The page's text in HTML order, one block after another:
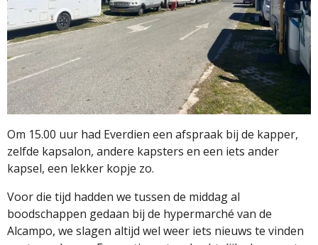
Om 15.00 uur had Everdien een afspraak bij de kapper,
zelfde kapsalon, andere kapsters en een iets ander
kapsel, een lekker kopje zo.
Voor die tijd hadden we tussen de middag al
boodschappen gedaan bij de hypermarché van de
Alcampo, we slagen altijd wel weer iets nieuws te vinden